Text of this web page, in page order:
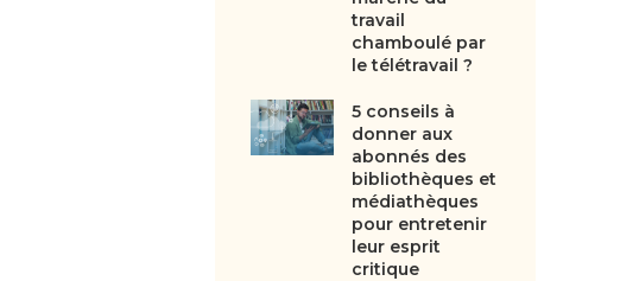
travail
chamboulé par
le télétravail ?
5 conseils à
donner aux
abonnés des
bibliothèques et
médiathèques
pour entretenir
leur esprit
critique